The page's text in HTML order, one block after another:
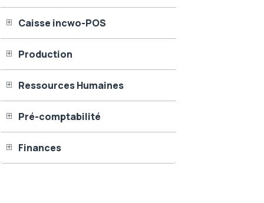
Caisse incwo-POS
Production
Ressources Humaines
Pré-comptabilité
Finances